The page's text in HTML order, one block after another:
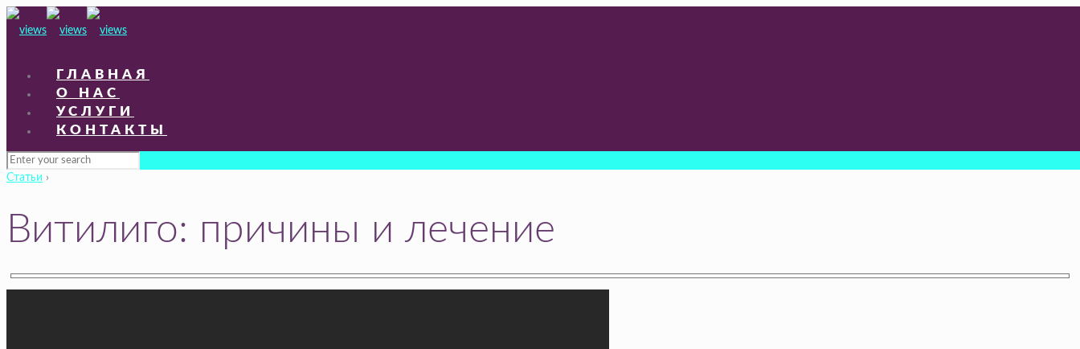
ГЛАВНАЯ
О НАС
УСЛУГИ
КОНТАКТЫ
Статьи ›
Витилиго: причины и лечение